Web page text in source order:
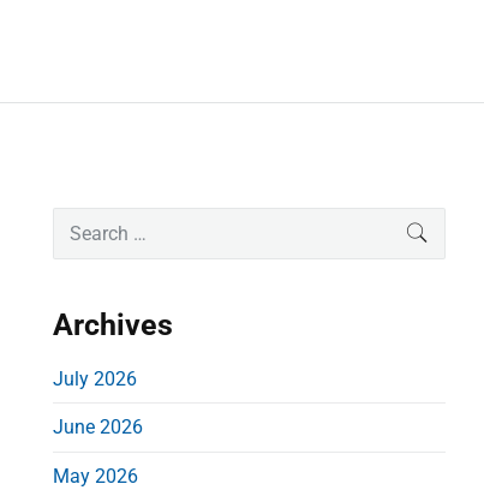
c
h
o
Archives
July 2026
June 2026
May 2026